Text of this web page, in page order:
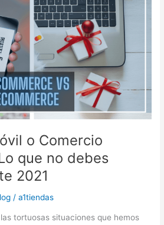
o Comercio
que no debes
2021
/a1tiendas
tortuosas situaciones que hemos